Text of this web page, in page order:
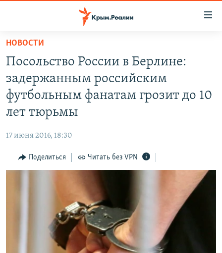
Вернуться
основному
содержанию
Вернутся
главной
Вернутся
поиску
ГРУЗ 200
ВОДА
ИНФОГРАФИКА
СОВЕТЫ ПРАВОЗАЩИТНИКОВ
ПРОПАВШИЕ БЕЗ ВЕСТИ
ПОБЕДИТЕЛЕЙ НЕ СУДЯТ?
КРЫМ.НЕПОКОРЕННЫЙ
РАДІО СВОБОДА
КАК ОБОЙТИ БЛОКИРОВКУ
ПРИСОЕДИНЯЙТЕСЬ!
НОВОСТИ
Посольство России в Берлине:
задержанным российским
футбольным фанатам грозит до 10
лет тюрьмы
17 июня 2016, 18:30
Поделиться Читать без VPN